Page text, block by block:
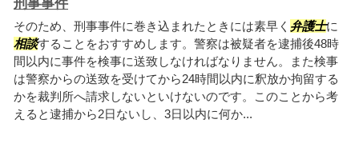
刑事事件
そのため、刑事事件に巻き込まれたときには素早く 弁護士に
相談することをおすすめします。警察は被疑者を逮捕後48時
間以内に事件を検事に送致しなければなりません。また検事
は警察からの送致を受けてから24時間以内に釈放か拘留する
かを裁判所へ請求しないといけないのです。このことから考
えると逮捕から2日ないし、3日以内に何か...